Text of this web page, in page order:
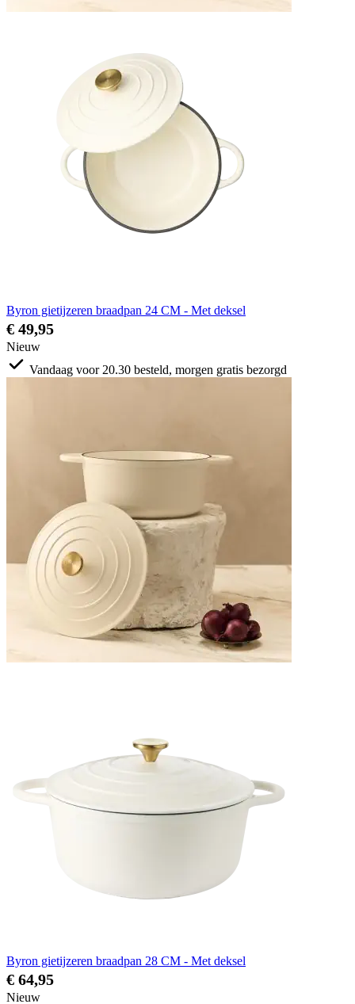
Byron gietijzeren braadpan 24 CM - Met deksel
€ 49,95
Nieuw
Vandaag voor 20.30 besteld, morgen gratis bezorgd
Byron gietijzeren braadpan 28 CM - Met deksel
€ 64,95
Nieuw